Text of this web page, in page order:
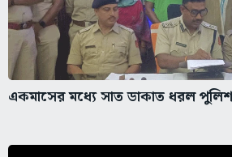
একমাসের মধ্যে সাত ডাকাত ধরল পুলিশ